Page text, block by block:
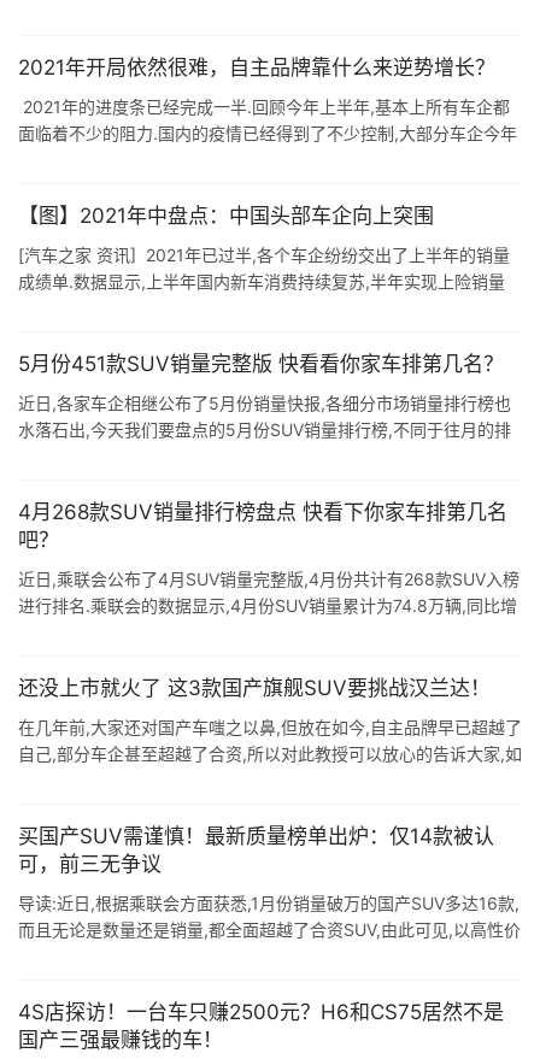
2021年开局依然很难，自主品牌靠什么来逆势增长？
‍‍ 2021年的进度条已经完成一半.回顾今年上半年,基本上所有车企都
面临着不少的阻力.国内的疫情已经得到了不少控制,大部分车企今年
【图】2021年中盘点：中国头部车企向上突围
[汽车之家 资讯] 2021年已过半,各个车企纷纷交出了上半年的销量
成绩单.数据显示,上半年国内新车消费持续复苏,半年实现上险销量
5月份451款SUV销量完整版 快看看你家车排第几名？
近日,各家车企相继公布了5月份销量快报,各细分市场销量排行榜也
水落石出,今天我们要盘点的5月份SUV销量排行榜,不同于往月的排
4月268款SUV销量排行榜盘点 快看下你家车排第几名
吧？
近日,乘联会公布了4月SUV销量完整版,4月份共计有268款SUV入榜
进行排名.乘联会的数据显示,4月份SUV销量累计为74.8万辆,同比增
还没上市就火了 这3款国产旗舰SUV要挑战汉兰达！
在几年前,大家还对国产车嗤之以鼻,但放在如今,自主品牌早已超越了
自己,部分车企甚至超越了合资,所以对此教授可以放心的告诉大家,如
买国产SUV需谨慎！最新质量榜单出炉：仅14款被认
可，前三无争议
导读:近日,根据乘联会方面获悉,1月份销量破万的国产SUV多达16款,
而且无论是数量还是销量,都全面超越了合资SUV,由此可见,以高性价
4S店探访！一台车只赚2500元？H6和CS75居然不是
国产三强最赚钱的车！